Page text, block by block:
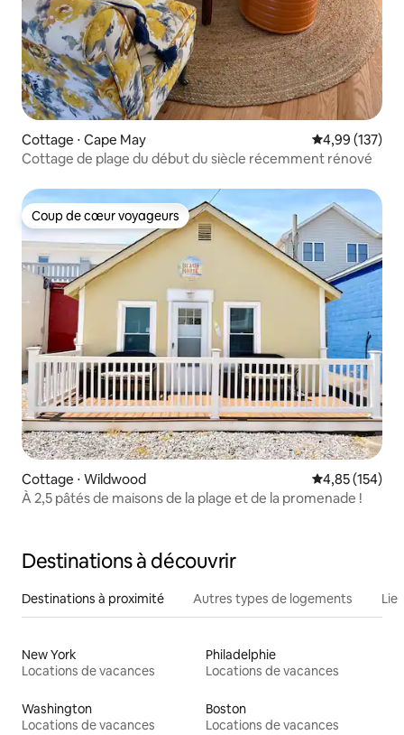
Cottage ⋅ Cape May Évaluation
4,99 (137)
Cottage de plage du début du siècle récemment rénové
Coup de cœur voyageurs
Coup de cœur voyageurs
Cottage ⋅ Wildwood Évaluation
4,85 (154)
À 2,5 pâtés de maisons de la plage et de la promenade !
Destinations à découvrir
Destinations à proximité Autres types de logements
New York
Locations de vacances
Philadelphie
Locations de vacances
Washington
Locations de vacances
Boston
Locations de vacances